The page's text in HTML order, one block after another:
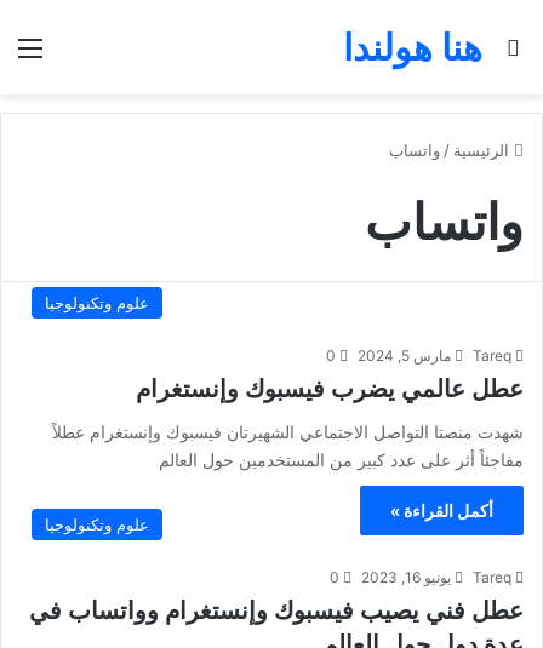
هنا هولندا
بحث عن
الرئيسية / واتساب
واتساب
علوم وتكنولوجيا
Tareq مارس 5, 2024 0
عطل عالمي يضرب فيسبوك وإنستغرام
شهدت منصتا التواصل الاجتماعي الشهيرتان فيسبوك وإنستغرام عطلاً
مفاجئاً أثر على عدد كبير من المستخدمين حول العالم
أكمل القراءة »
علوم وتكنولوجيا
Tareq يونيو 16, 2023 0
عطل فني يصيب فيسبوك وإنستغرام وواتساب في